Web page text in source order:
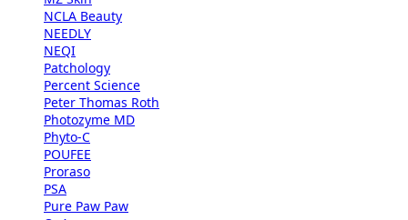
NCLA Beauty
NEEDLY
NEQI
Patchology
Percent Science
Peter Thomas Roth
Photozyme MD
Phyto-C
POUFEE
Proraso
PSA
Pure Paw Paw